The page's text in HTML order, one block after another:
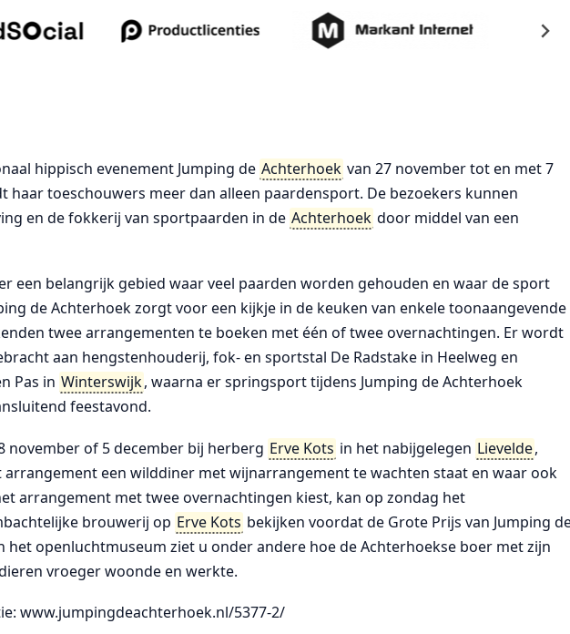
hippisch evenement Jumping de Achterhoek van 27 november tot en met 7
haar toeschouwers meer dan alleen paardensport. De bezoekers kunnen
en de fokkerij van sportpaarden in de Achterhoek door middel van een
een belangrijk gebied waar veel paarden worden gehouden en waar de sport
de Achterhoek zorgt voor een kijkje in de keuken van enkele toonaangevende
twee arrangementen te boeken met één of twee overnachtingen. Er wordt
aan hengstenhouderij, fok- en sportstal De Radstake in Heelweg en
Pas in Winterswijk, waarna er springsport tijdens Jumping de Achterhoek
feestavond.
november of 5 december bij herberg Erve Kots in het nabijgelegen Lievelde,
arrangement een wilddiner met wijnarrangement te wachten staat en waar ook
arrangement met twee overnachtingen kiest, kan op zondag het
brouwerij op Erve Kots bekijken voordat de Grote Prijs van Jumping
het openluchtmuseum ziet u onder andere hoe de Achterhoekse boer met zijn
vroeger woonde en werkte.
www.jumpingdeachterhoek.nl/5377-2/